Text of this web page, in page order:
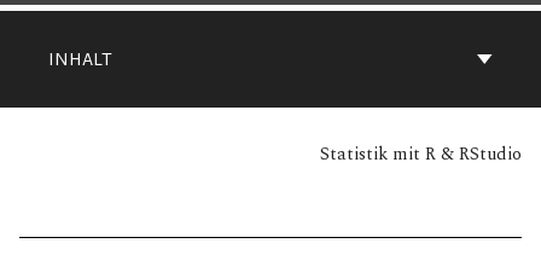
INHALT
Statistik mit R & RStudio